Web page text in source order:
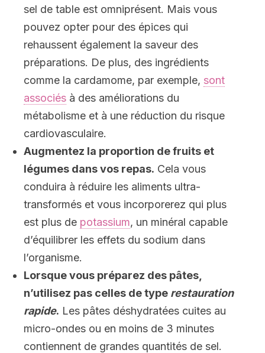
sel de table est omniprésent. Mais vous
pouvez opter pour des épices qui
rehaussent également la saveur des
préparations. De plus, des ingrédients
comme la cardamome, par exemple, sont
associés à des améliorations du
métabolisme et à une réduction du risque
cardiovasculaire.
Augmentez la proportion de fruits et
légumes dans vos repas. Cela vous
conduira à réduire les aliments ultra-
transformés et vous incorporerez qui plus
est plus de potassium, un minéral capable
d’équilibrer les effets du sodium dans
l’organisme.
Lorsque vous préparez des pâtes,
n’utilisez pas celles de type restauration
rapide. Les pâtes déshydratées cuites au
micro-ondes ou en moins de 3 minutes
contiennent de grandes quantités de sel.